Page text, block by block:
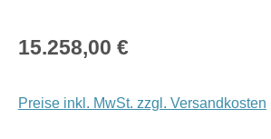
Regulärer Preis:
15.258,00 €
Preise inkl. MwSt. zzgl. Versandkosten